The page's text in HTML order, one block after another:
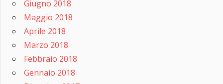
Giugno 2018
Maggio 2018
Aprile 2018
Marzo 2018
Febbraio 2018
Gennaio 2018